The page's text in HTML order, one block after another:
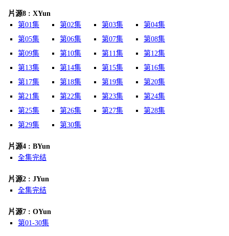
片源8 : XYun
第01集
第02集 第03集
第04集
第05集
第06集 第07集
第08集
第09集
第10集 第11集
第12集
第13集
第14集 第15集
第16集
第17集
第18集 第19集
第20集
第21集
第22集 第23集
第24集
第25集
第26集 第27集
第28集
第29集
第30集
片源4 : BYun
全集完结
片源2 : JYun
全集完结
片源7 : OYun
第01-30集